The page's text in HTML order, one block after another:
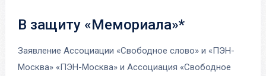
В защиту «Мемориала»*
Заявление Ассоциации «Свободное слово» и «ПЭН-
Москва» «ПЭН-Москва» и Ассоциация «Свободное